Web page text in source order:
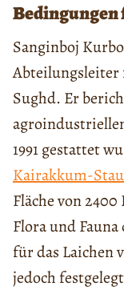
Sanginboj
Sughd. Er
1991 gestattet
Kairakkum-
Fläche von
Flora und
für das Laichen
jedoch